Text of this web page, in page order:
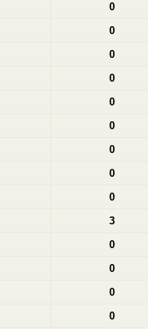
0
0
0
0
0
0
0
0
0
3
0
0
0
0